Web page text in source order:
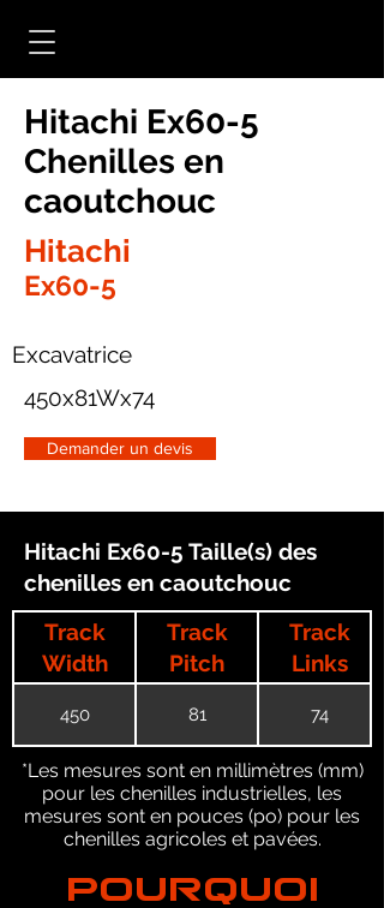
Hitachi Ex60-5
Chenilles en
caoutchouc
Hitachi
Ex60-5
Excavatrice
450x81Wx74
Demander un devis
Hitachi Ex60-5 Taille(s) des
chenilles en caoutchouc
Track
Width
Track
Pitch
Track
Links
450 81 74
*Les mesures sont en millimètres (mm)
pour les chenilles industrielles, les
mesures sont en pouces (po) pour les
chenilles agricoles et pavées.
POURQUOI